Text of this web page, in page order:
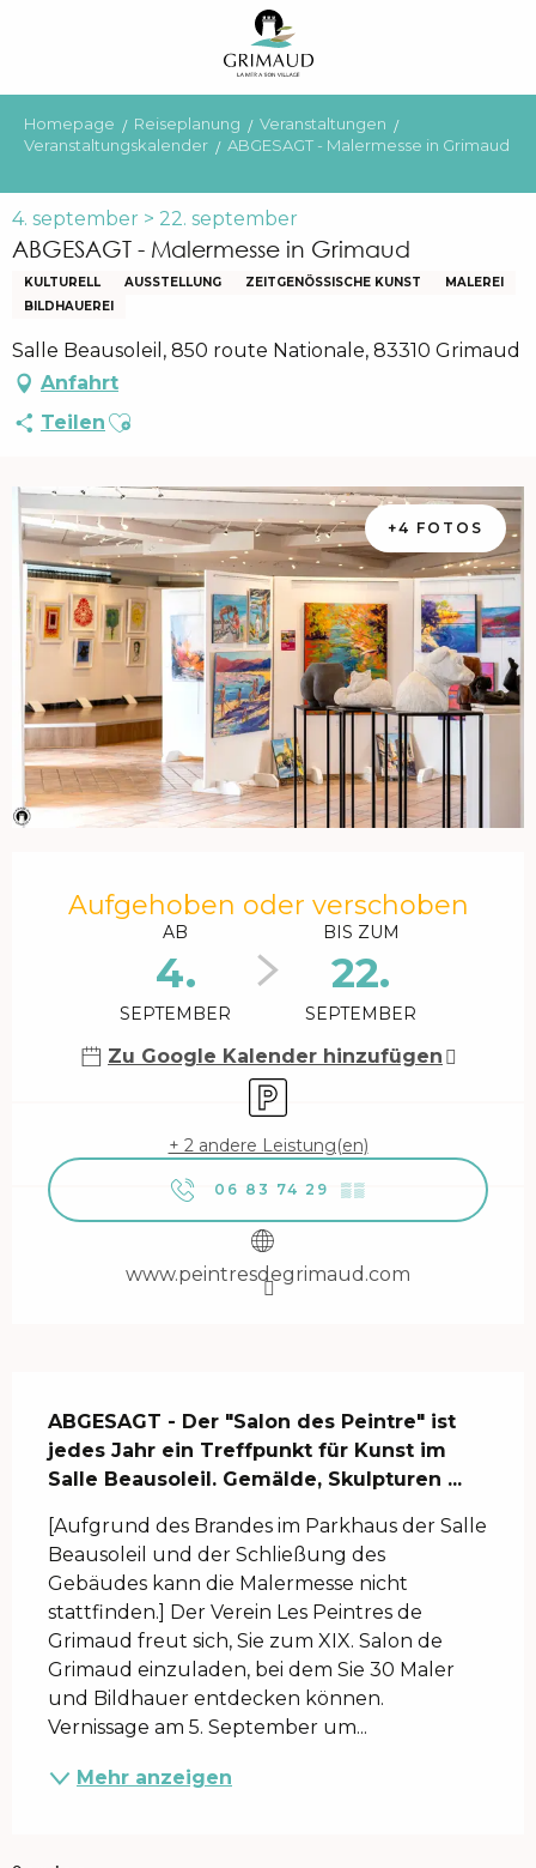
principal
Homepage Reiseplanung
Veranstaltungen
Veranstaltungskalender
ABGESAGT - Malermesse in Grimaud
4. september > 22. september
ABGESAGT - Malermesse in Grimaud
KULTURELL AUSSTELLUNG ZEITGENÖSSISCHE KUNST
MALEREI
BILDHAUEREI
Salle Beausoleil, 850 route Nationale, 83310 Grimaud
Anfahrt
Teilen Ajouter aux favoris
+4 FOTOS
Aufgehoben oder verschoben
AB
4.
SEPTEMBER
BIS ZUM
22.
SEPTEMBER
Zu Google Kalender hinzufügen
Parkplatz
+ 2 andere Leistung(en)
06 83 74 29 ▒▒
www.peintresdegrimaud.com
ABGESAGT - Der "Salon des Peintre" ist
jedes Jahr ein Treffpunkt für Kunst im
Salle Beausoleil. Gemälde, Skulpturen ...
[Aufgrund des Brandes im Parkhaus der Salle
Beausoleil und der Schließung des
Gebäudes kann die Malermesse nicht
stattfinden.] Der Verein Les Peintres de
Grimaud freut sich, Sie zum XIX. Salon de
Grimaud einzuladen, bei dem Sie 30 Maler
und Bildhauer entdecken können.
Vernissage am 5. September um...
Mehr anzeigen